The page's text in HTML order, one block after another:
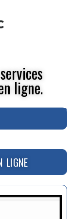
ligne.
LIGNE